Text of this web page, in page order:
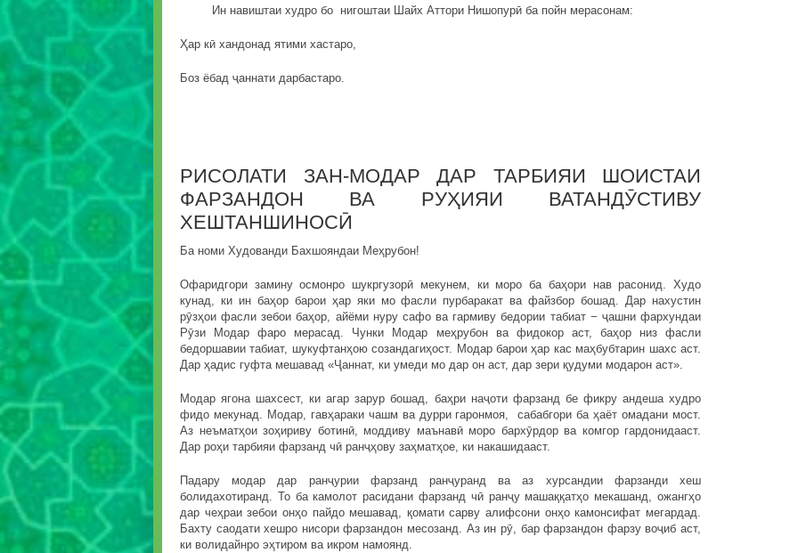
Ин навиштаи худро бо нигоштаи Шайх Аттори Нишопурӣ ба пойн мерасонам:
Ҳар кӣ хандонад ятими хастаро,
Боз ёбад ҷаннати дарбастаро.
РИСОЛАТИ ЗАН-МОДАР ДАР ТАРБИЯИ ШОИСТАИ
ФАРЗАНДОН ВА РУҲИЯИ ВАТАНДӮСТИВУ
ХЕШТАНШИНОСӢ
Ба номи Худованди Бахшояндаи Меҳрубон!
Офаридгори замину осмонро шукргузорӣ мекунем, ки моро ба баҳори нав расонид. Худо
кунад, ки ин баҳор барои ҳар яки мо фасли пурбаракат ва файзбор бошад. Дар нахустин
рӯзҳои фасли зебои баҳор, айёми нуру сафо ва гармиву бедории табиат − ҷашни фархундаи
Рӯзи Модар фаро мерасад. Чунки Модар меҳрубон ва фидокор аст, баҳор низ фасли
бедоршавии табиат, шукуфтанҳою созандагиҳост. Модар барои ҳар кас маҳбубтарин шахс аст.
Дар ҳадис гуфта мешавад «Ҷаннат, ки умеди мо дар он аст, дар зери қудуми модарон аст».
Модар ягона шахсест, ки агар зарур бошад, баҳри наҷоти фарзанд бе фикру андеша худро
фидо мекунад. Модар, гавҳараки чашм ва дурри гаронмоя, сабабгори ба ҳаёт омадани мост.
Аз неъматҳои зоҳириву ботинӣ, моддиву маънавӣ моро бархӯрдор ва комгор гардонидааст.
Дар роҳи тарбияи фарзанд чӣ ранҷҳову заҳматҳое, ки накашидааст.
Падару модар дар ранҷурии фарзанд ранҷуранд ва аз хурсандии фарзанди хеш
болидахотиранд. То ба камолот расидани фарзанд чӣ ранҷу машаққатҳо мекашанд, ожангҳо
дар чеҳраи зебои онҳо пайдо мешавад, қомати сарву алифсони онҳо камонсифат мегардад.
Бахту саодати хешро нисори фарзандон месозанд. Аз ин рӯ, бар фарзандон фарзу воҷиб аст,
ки волидайнро эҳтиром ва икром намоянд.